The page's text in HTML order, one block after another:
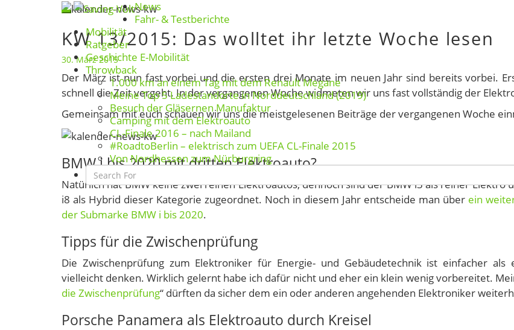
navigation
News
Fahr- & Testberichte
Mobilität
Ratgeber
Geschichte E-Mobilität
Throwback
1.000 km an einem Tag mit dem Renault Megane
Meine Top 5 Ladestandorte in Norddeutschland (2019)
Besuch der Gläsernen Manufaktur
Camping mit dem Elektroauto
CL-Finale 2016 – nach Mailand
#RoadtoBerlin – elektrisch zum UEFA CL-Finale 2015
Von Nordhessen zum Nürburgring
Search
Icon
KW
13/2015:
Das
wolltet
ihr
letzte
Woche
lesen
KW 13/2015: Das wolltet ihr letzte Woche lesen
30. März 2015
Der März ist nun fast vorbei und die ersten drei Monate im neuen Jahr sind bereits vorbei.
schnell die Zeit vergeht. In der vergangenen Woche widmeten wir uns fast vollständig der
Gemeinsam mit euch schauen wir uns die meistgelesenen Beiträge der vergangenen Woche
BMW i bis 2020 mit dritten Elektroauto?
Natürlich hat BMW keine zwei reinen Elektroautos, dennoch sind der BMW i3 als reiner Elektro
i8 als Hybrid dieser Kategorie zugeordnet. Noch in diesem Jahr entscheide man über ein
der Submarke BMW i bis 2020.
Tipps für die Zwischenprüfung
Die Zwischenprüfung zum Elektroniker für Energie- und Gebäudetechnik ist einfacher als
vielleicht denken. Wirklich gelernt habe ich dafür nicht und eher ein klein wenig vorbereitet.
die Zwischenprüfung“ dürften da sicher dem ein oder anderen angehenden Elektroniker
Porsche Panamera als Elektroauto durch Kreisel